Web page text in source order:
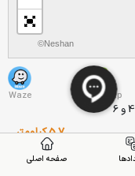
©Neshan
Google map
Waze
5.7 کیلومتر
صفحه اصلی